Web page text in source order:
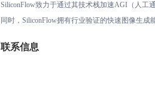
SiliconFlow致力于通过其技术栈加速AGI（人工
同时，SiliconFlow拥有行业验证的快速图像生
联系信息